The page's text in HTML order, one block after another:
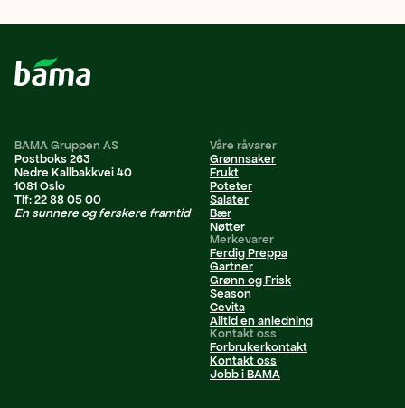
BAMA Gruppen AS
Postboks 263
Nedre Kallbakkvei 40
1081 Oslo
Tlf: 22 88 05 00
En sunnere og ferskere framtid
Våre råvarer
Grønnsaker
Frukt
Poteter
Salater
Bær
Nøtter
Merkevarer
Ferdig Preppa
Gartner
Grønn og Frisk
Season
Cevita
Alltid en anledning
Kontakt oss
Forbrukerkontakt
Kontakt oss
Jobb i BAMA